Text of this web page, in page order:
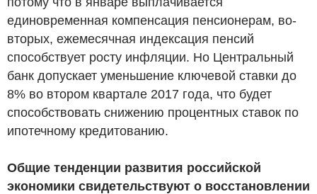
единовременная компенсация пенсионерам, во-
вторых, ежемесячная индексация пенсий
способствует росту инфляции. Но Центральный
банк допускает уменьшение ключевой ставки до
8% во втором квартале 2017 года, что будет
способствовать снижению процентных ставок по
ипотечному кредитованию.
Общие тенденции развития российской
экономики свидетельствуют о восстановлении